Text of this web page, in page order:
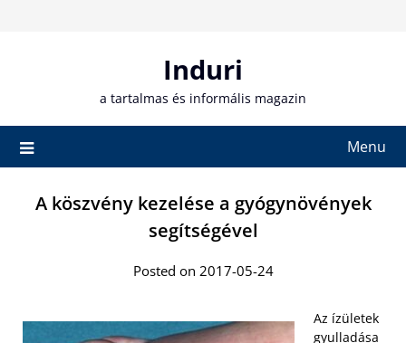
Induri
a tartalmas és informális magazin
Menu
A köszvény kezelése a gyógynövények
segítségével
Posted on 2017-05-24
Az ízületek
gyulladása